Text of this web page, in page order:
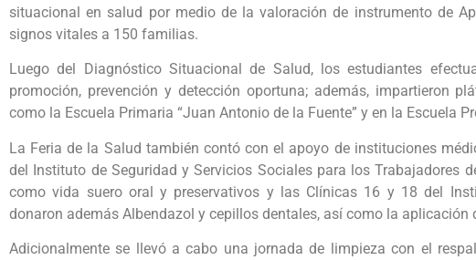
situacional en salud por medio de la valoración de instrumento de
signos vitales a 150 familias.
Luego del Diagnóstico Situacional de Salud, los estudiantes
promoción, prevención y detección oportuna; además, impartieron
como la Escuela Primaria “Juan Antonio de la Fuente” y en la Escuela
La Feria de la Salud también contó con el apoyo de instituciones
del Instituto de Seguridad y Servicios Sociales para los Trabajadores
como vida suero oral y preservativos y las Clínicas 16 y 18 del
donaron además Albendazol y cepillos dentales, así como la aplicación
Adicionalmente se llevó a cabo una jornada de limpieza con el